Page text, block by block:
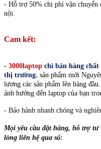
- Hỗ trợ 50% chi phí vận chuyển
nội.
Cam kết:
- 3000laptop chỉ bán hàng
thị trường. sản phẩm mới
lượng các sản phẩm lên hàng đầu.
ảnh hưởng đến laptop của bạn
- Bảo hành nhanh chóng và
Mọi yêu cầu đặt hàng, hỗ trợ tư
lòng liên hệ qua số: